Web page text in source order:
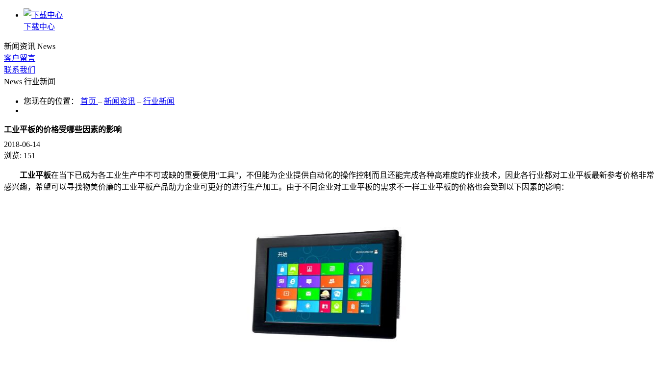
下载中心
新闻资讯 News
客户留言
联系我们
News 行业新闻
您现在的位置： 首页 – 新闻资讯 – 行业新闻
工业平板的价格受哪些因素的影响
2018-06-14
浏览: 151
工业平板在当下已成为各工业生产中不可或缺的重要使用“工具”，不但能为企业提供自动化的操作控制而且还能完成各种高难度的作业技术，因此各行业都对工业平板最新参考价格非常
感兴趣，希望可以寻找物美价廉的工业平板产品助力企业可更好的进行生产加工。由于不同企业对工业平板的需求不一样工业平板的价格也会受到以下因素的影响：